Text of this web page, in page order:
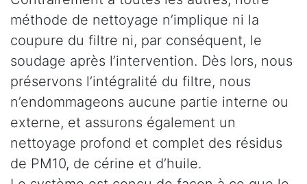
méthode de nettoyage n’implique ni la
coupure du filtre ni, par conséquent, le
soudage après l’intervention. Dès lors, nous
préservons l’intégralité du filtre, nous
n’endommageons aucune partie interne ou
externe, et assurons également un
nettoyage profond et complet des résidus
de PM10, de cérine et d’huile.